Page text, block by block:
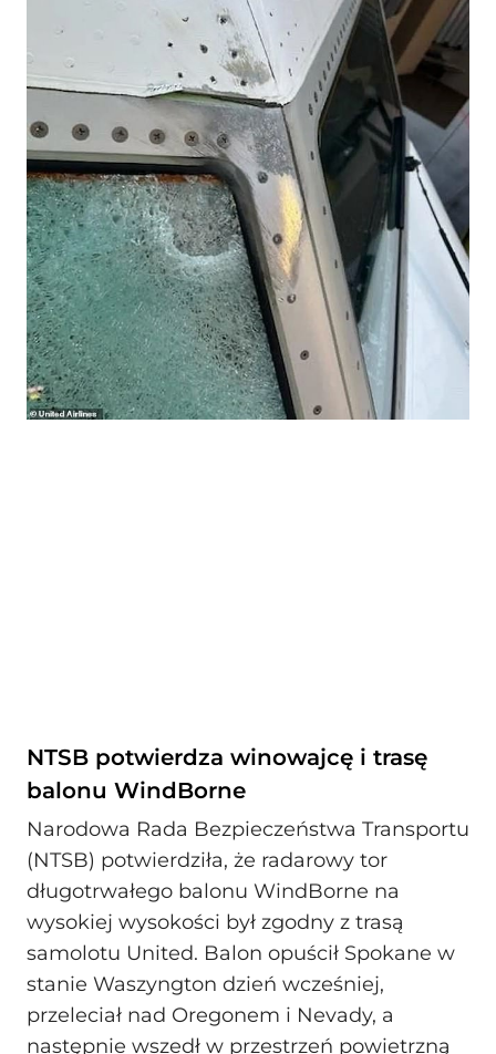
NTSB potwierdza winowajcę i trasę
balonu WindBorne
Narodowa Rada Bezpieczeństwa Transportu
(NTSB) potwierdziła, że radarowy tor
długotrwałego balonu WindBorne na
wysokiej wysokości był zgodny z trasą
samolotu United. Balon opuścił Spokane w
stanie Waszyngton dzień wcześniej,
przeleciał nad Oregonem i Nevady, a
następnie wszedł w przestrzeń powietrzną